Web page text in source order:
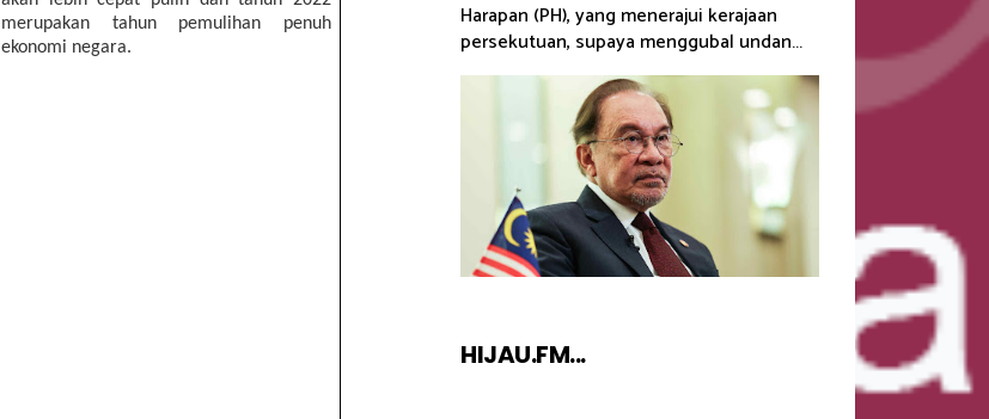
merupakan tahun pemulihan penuh
ekonomi negara.
Harapan (PH), yang menerajui kerajaan
persekutuan, supaya menggubal undan...
HIJAU.FM...